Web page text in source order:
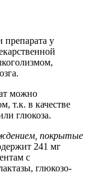
препарата у
можно
т.к. в качестве
глюкоза.
покрытые
241 мг
с
глюкозо-